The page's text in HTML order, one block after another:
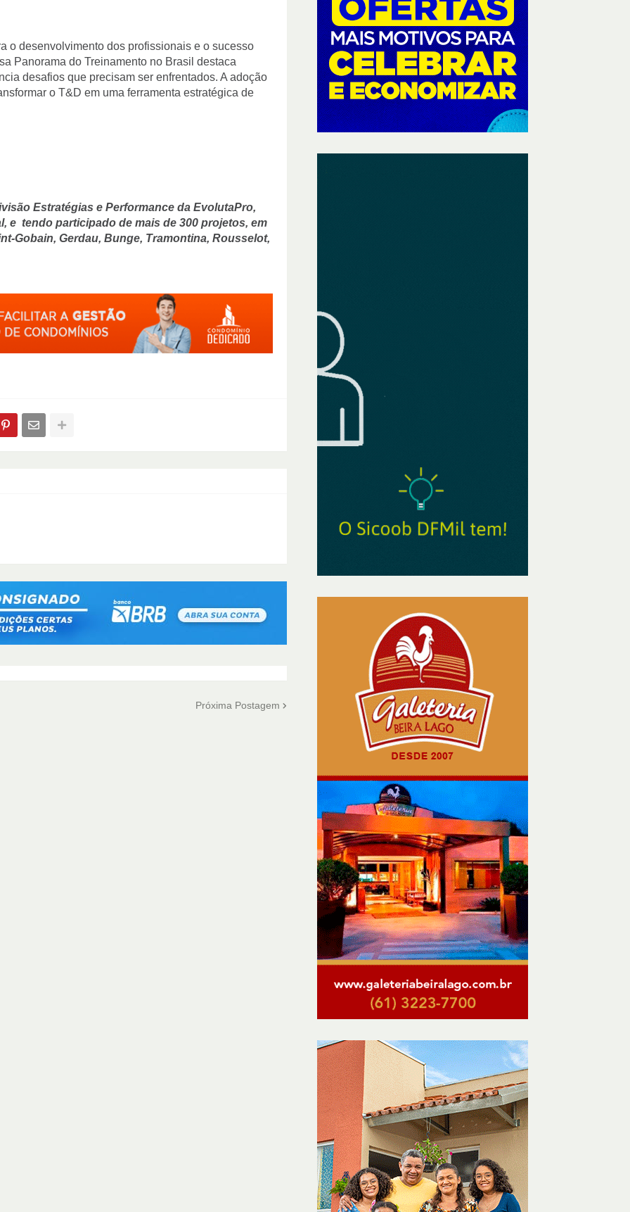
o desenvolvimento dos profissionais e o sucesso
Panorama do Treinamento no Brasil destaca
desafios que precisam ser enfrentados. A adoção
o T&D em uma ferramenta estratégica de
Estratégias e Performance da EvolutaPro,
e tendo participado de mais de 300 projetos, em
Gobain, Gerdau, Bunge, Tramontina, Rousselot,
Próxima Postagem